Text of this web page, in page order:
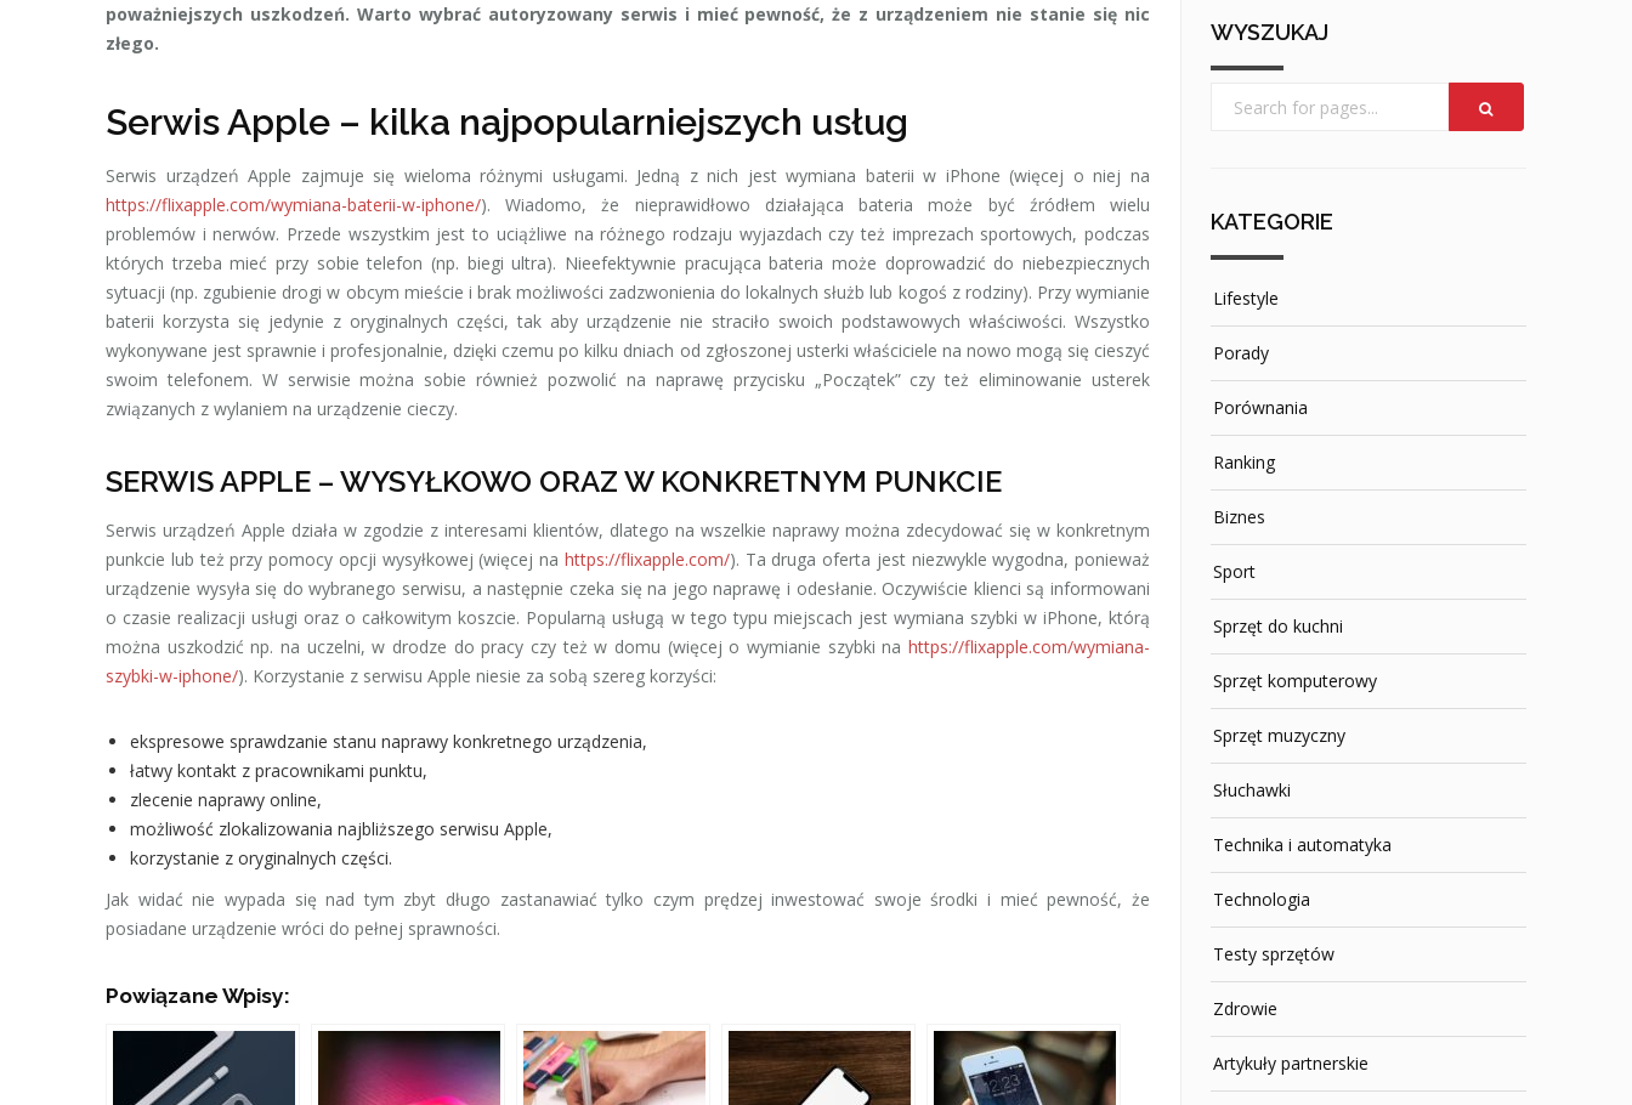
poważniejszych uszkodzeń. Warto wybrać autoryzowany serwis i mieć pewność, że z urządzeniem nie stanie się nic
złego.
Serwis Apple – kilka najpopularniejszych usług
Serwis urządzeń Apple zajmuje się wieloma różnymi usługami. Jedną z nich jest wymiana baterii w iPhone (więcej o niej na
https://flixapple.com/wymiana-baterii-w-iphone/). Wiadomo, że nieprawidłowo działająca bateria może być źródłem wielu
problemów i nerwów. Przede wszystkim jest to uciążliwe na różnego rodzaju wyjazdach czy też imprezach sportowych, podczas
których trzeba mieć przy sobie telefon (np. biegi ultra). Nieefektywnie pracująca bateria może doprowadzić do niebezpiecznych
sytuacji (np. zgubienie drogi w obcym mieście i brak możliwości zadzwonienia do lokalnych służb lub kogoś z rodziny). Przy wymianie
baterii korzysta się jedynie z oryginalnych części, tak aby urządzenie nie straciło swoich podstawowych właściwości. Wszystko
wykonywane jest sprawnie i profesjonalnie, dzięki czemu po kilku dniach od zgłoszonej usterki właściciele na nowo mogą się cieszyć
swoim telefonem. W serwisie można sobie również pozwolić na naprawę przycisku „Początek” czy też eliminowanie usterek
związanych z wylaniem na urządzenie cieczy.
SERWIS APPLE – WYSYŁKOWO ORAZ W KONKRETNYM PUNKCIE
Serwis urządzeń Apple działa w zgodzie z interesami klientów, dlatego na wszelkie naprawy można zdecydować się w konkretnym
punkcie lub też przy pomocy opcji wysyłkowej (więcej na https://flixapple.com/). Ta druga oferta jest niezwykle wygodna, ponieważ
urządzenie wysyła się do wybranego serwisu, a następnie czeka się na jego naprawę i odesłanie. Oczywiście klienci są informowani
o czasie realizacji usługi oraz o całkowitym koszcie. Popularną usługą w tego typu miejscach jest wymiana szybki w iPhone, którą
można uszkodzić np. na uczelni, w drodze do pracy czy też w domu (więcej o wymianie szybki na https://flixapple.com/wymiana-
szybki-w-iphone/). Korzystanie z serwisu Apple niesie za sobą szereg korzyści:
ekspresowe sprawdzanie stanu naprawy konkretnego urządzenia,
łatwy kontakt z pracownikami punktu,
zlecenie naprawy online,
możliwość zlokalizowania najbliższego serwisu Apple,
korzystanie z oryginalnych części.
Jak widać nie wypada się nad tym zbyt długo zastanawiać tylko czym prędzej inwestować swoje środki i mieć pewność, że
posiadane urządzenie wróci do pełnej sprawności.
Powiązane Wpisy:
WYSZUKAJ
KATEGORIE
Lifestyle
Porady
Porównania
Ranking
Biznes
Sport
Sprzęt do kuchni
Sprzęt komputerowy
Sprzęt muzyczny
Słuchawki
Technika i automatyka
Technologia
Testy sprzętów
Zdrowie
Artykuły partnerskie